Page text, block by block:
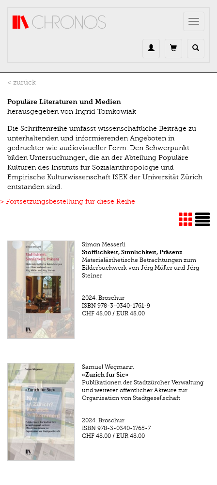
Toggle
< zurück
Populäre Literaturen und Medien
herausgegeben von Ingrid Tomkowiak
Die Schriftenreihe umfasst wissenschaftliche Beiträge zu
unterhaltenden und informierenden Angeboten in
gedruckter wie audiovisueller Form. Den Schwerpunkt
bilden Untersuchungen, die an der Abteilung Populäre
Kulturen des Instituts für Sozialanthropologie und
Empirische Kulturwissenschaft ISEK der Universität Zürich
entstanden sind.
> Fortsetzungsbestellung für diese Reihe
Simon Messerli
Stofflichkeit, Sinnlichkeit, Präsenz
Materialästhetische Betrachtungen zum
Bilderbuchwerk von Jörg Müller und Jörg
Steiner
2024. Broschur
ISBN 978-3-0340-1761-9
CHF 48.00 /EUR 48.00
Samuel Wegmann
«Zürich für Sie»
Publikationen der Stadtzürcher Verwaltung
und weiterer öffentlicher Akteure zur
Organisation von Stadtgesellschaft
2024. Broschur
ISBN 978-3-0340-1765-7
CHF 48.00 /EUR 48.00